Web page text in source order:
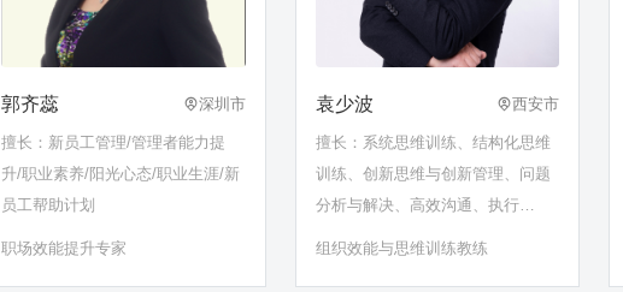
郭齐蕊 深圳市
擅长：新员工管理/管理者能力提
升/职业素养/阳光心态/职业生涯/新
员工帮助计划
职场效能提升专家
袁少波 西安市
擅长：系统思维训练、结构化思维
训练、创新思维与创新管理、问题
分析与解决、高效沟通、执行
组织效能与思维训练教练